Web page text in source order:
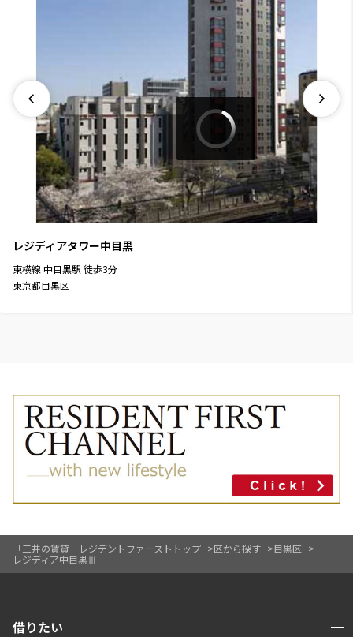
「三井の賃貸」レジデントファーストトップ 区から探す
目黒区
レジディア中目黒Ⅲ
レジディアタワー中目黒
東横線 中目黒駅 徒歩3分
東京都目黒区
借りたい 開閉